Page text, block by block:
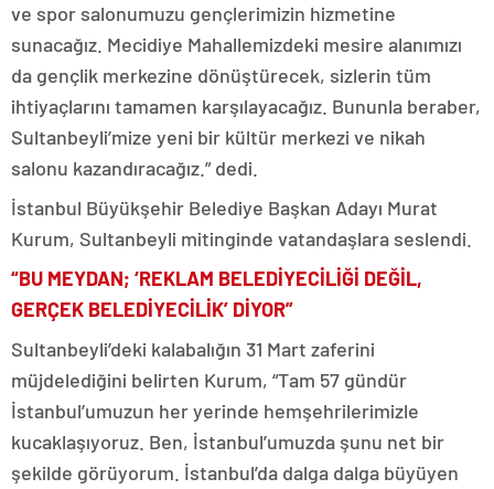
ve spor salonumuzu gençlerimizin hizmetine
sunacağız. Mecidiye Mahallemizdeki mesire alanımızı
da gençlik merkezine dönüştürecek, sizlerin tüm
ihtiyaçlarını tamamen karşılayacağız. Bununla beraber,
Sultanbeyli’mize yeni bir kültür merkezi ve nikah
salonu kazandıracağız.” dedi.
İstanbul Büyükşehir Belediye Başkan Adayı Murat
Kurum, Sultanbeyli mitinginde vatandaşlara seslendi.
“BU MEYDAN; ‘REKLAM BELEDİYECİLİĞİ DEĞİL,
GERÇEK BELEDİYECİLİK’ DİYOR”
Sultanbeyli’deki kalabalığın 31 Mart zaferini
müjdelediğini belirten Kurum, “Tam 57 gündür
İstanbul’umuzun her yerinde hemşehrilerimizle
kucaklaşıyoruz. Ben, İstanbul’umuzda şunu net bir
şekilde görüyorum. İstanbul’da dalga dalga büyüyen